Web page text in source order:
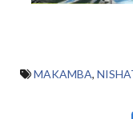
MAKAMBA,